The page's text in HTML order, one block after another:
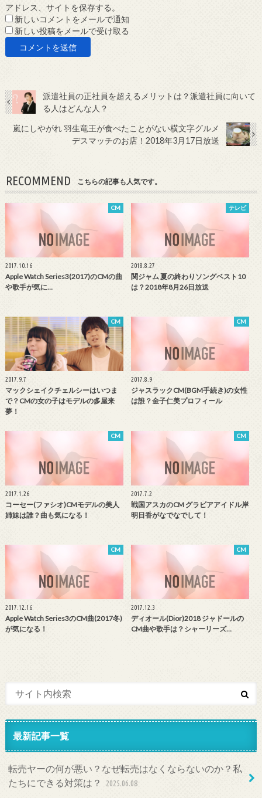
アドレス、サイトを保存する。
新しいコメントをメールで通知
新しい投稿をメールで受け取る
派遣社員の正社員を超えるメリットは？派遣社員に向いて
る人はどんな人？
嵐にしやがれ 羽生竜王が食べたことがない横文字グルメ
デスマッチのお店！2018年3月17日放送
RECOMMEND こちらの記事も人気です。
CM
2017.10.16
Apple Watch Series3(2017)のCMの曲
や歌手が気に…
テレビ
2018.8.27
関ジャム 夏の終わりソングベスト10
は？2018年8月26日放送
CM
2017.9.7
マックシェイクチェルシーはいつま
で？CMの女の子はモデルの多屋来
夢！
CM
2017.8.9
ジャスラックCM(BGM手続き)の女性
は誰？金子仁美プロフィール
CM
2017.1.26
コーセー(ファシオ)CMモデルの美人
姉妹は誰？曲も気になる！
CM
2017.7.2
戦国アスカのCM グラビアアイドル岸
明日香がなでなでして！
CM
2017.12.16
Apple Watch Series3のCM曲(2017冬)
が気になる！
CM
2017.12.3
ディオール(Dior)2018 ジャドールの
CM曲や歌手は？シャーリーズ…
最新記事一覧
転売ヤーの何が悪い？なぜ転売はなくならないのか？私
たちにできる対策は？
2025.06.08